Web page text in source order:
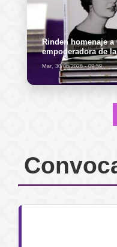
Rinden homenaje a
empoderadora de
Mar, 30/06/2026 - 09:59